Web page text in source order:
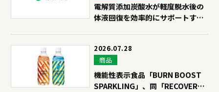
IR・投資家情報トップ
電解質添加炭酸水が軽度脱水後の
体液回復を効率的にサポートする
2026.07.28
商品
機能性表示食品「BURN BOOST
SPARKLING」、同「RECOVERY